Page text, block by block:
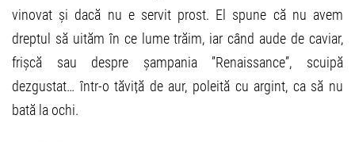
vinovat și dacă nu e servit prost. El spune că nu avem
dreptul să uităm în ce lume trăim, iar când aude de caviar,
frișcă sau despre șampania ”Renaissance”, scuipă
dezgustat… într-o tăviță de aur, poleită cu argint, ca să nu
bată la ochi.